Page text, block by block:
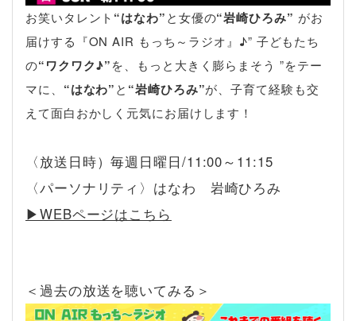
お笑いタレント “はなわ”と女優の“岩崎ひろみ” がお
届けする『ON AIR もっち～ラジオ』♪” 子どもたち
の“ワクワク♪”を、もっと大きく膨らまそう ”をテー
マに、 “はなわ”と “岩崎ひろみ”が、子育て経験も交
えて面白おかしく元気にお届けします！
〈放送日時）毎週日曜日/11:00～11:15
〈パーソナリティ〉はなわ 岩崎ひろみ
▶︎WEBページはこちら
＜過去の放送を聴いてみる＞